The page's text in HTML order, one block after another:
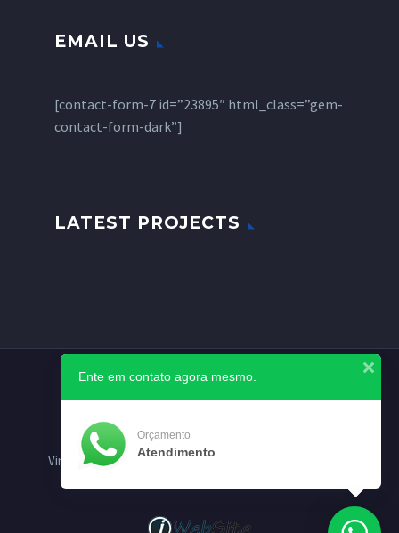
EMAIL US
[contact-form-7 id=”23895″ html_class=”gem-
contact-form-dark”]
LATEST PROJECTS
Vinil Kap Clean Kap
Ente em contato agora mesmo.
Orçamento
Atendimento